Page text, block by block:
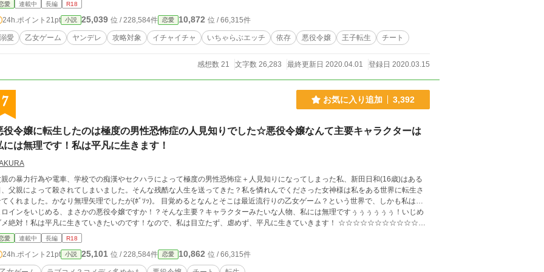
愛 連載中 長編 R18
24h.ポイント 21pt 小説 25,039 位 / 228,584件 恋愛 10,872 位 / 66,315件
溺愛 乙女ゲーム ヤンデレ 攻略対象 イチャイチャ いちゃらぶエッチ 依存 悪役令嬢 王子転生 チート
感想数 21 文字数 26,283 最終更新日 2020.04.01 登録日 2020.03.15
7 お気に入り追加 3,392
役令嬢に転生したのは極度の男性恐怖症の人見知りでした☆悪役令嬢なんて主要キャラクターは
には無理です！私は平凡に生きます！
の暴力行為や電車、学校での痴漢やセクハラによって極度の男性恐怖症＋人見知りになってしまった私、新田日和(16歳)はある
、父親によって殺されてしまいました。そんな残酷な人生を送ってきた？私を憐れんでくださった女神様は私をある世界に転生さ
くれました。かなり無理矢理でしたが(ﾎﾞｿｯ)。 目覚めるとなんとそこは最近流行りの乙女ゲーム？という世界で、しかも私は…
ロインをいじめる、まさかの悪役令嬢ですか！？そんな主要？キャラクターみたいな人物、私には無理ですぅぅぅぅぅぅ！いじめ
絶対！私は平凡に生きていきたいのです！なので、私は目立たず、虐めず、平凡に生きていきます！ ☆☆☆☆☆☆☆☆☆☆☆☆
男性恐怖症＋人見知りな主人公が攻略対象を避けて生活するのですが、なぜか攻略対象や令嬢などいろいろな人に愛でら
は保険です。 初めてのファンタジー？です。至らない点もあると思いますが、自分なりに頑張って投稿していき
のでよろしくお願いいたします！ マイペース投稿です。 良かったらお読みください！ 泣いて喜びます！
愛 連載中 長編 R18
24h.ポイント 21pt 小説 25,101 位 / 228,584件 恋愛 10,862 位 / 66,315件